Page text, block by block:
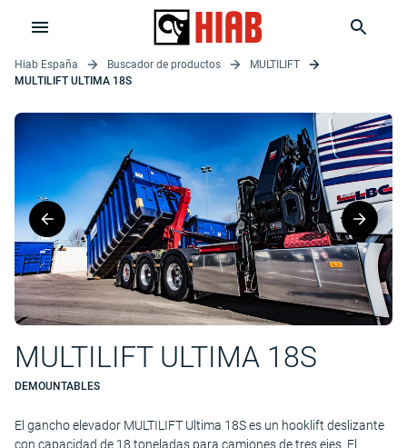
Hiab España Buscador de productos
MULTILIFT
MULTILIFT ULTIMA 18S
MULTILIFT ULTIMA 18S
DEMOUNTABLES
El gancho elevador MULTILIFT Ultima 18S es un hooklift deslizante
con capacidad de 18 toneladas para camiones de tres ejes. El